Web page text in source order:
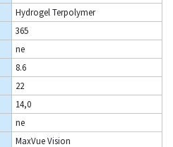
Hydrogel Terpolymer
365
ne
8.6
22
14,0
ne
MaxVue Vision